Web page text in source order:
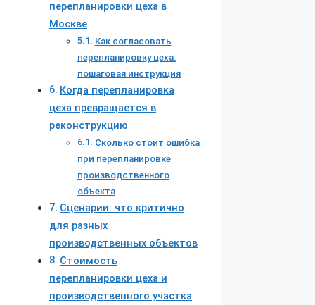
перепланировки цеха в
Москве
Как согласовать
перепланировку цеха:
пошаговая инструкция
Когда перепланировка
цеха превращается в
реконструкцию
Сколько стоит ошибка
при перепланировке
производственного
объекта
Сценарии: что критично
для разных
производственных объектов
Стоимость
перепланировки цеха и
производственного участка